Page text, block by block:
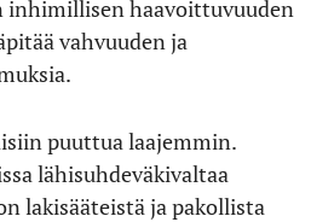
inhimillisen haavoittuvuuden
vahvuuden ja
puuttua laajemmin.
lähisuhdeväkivaltaa
lakisääteistä ja pakollista